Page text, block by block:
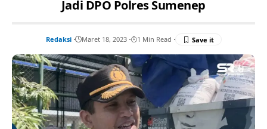
Jadi DPO Polres Sumenep
Redaksi Maret 18, 2023 1 Min Read